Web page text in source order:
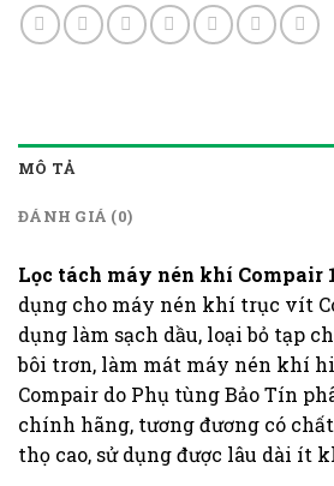
MÔ TẢ
ĐÁNH GIÁ (0)
Lọc tách máy nén khí Compair
dụng cho máy nén khí trục vít
dụng làm sạch dầu, loại bỏ tạp
bôi trơn, làm mát máy nén khí
Compair do Phụ tùng Bảo Tín
chính hãng, tương đương có
thọ cao, sử dụng được lâu dài ít